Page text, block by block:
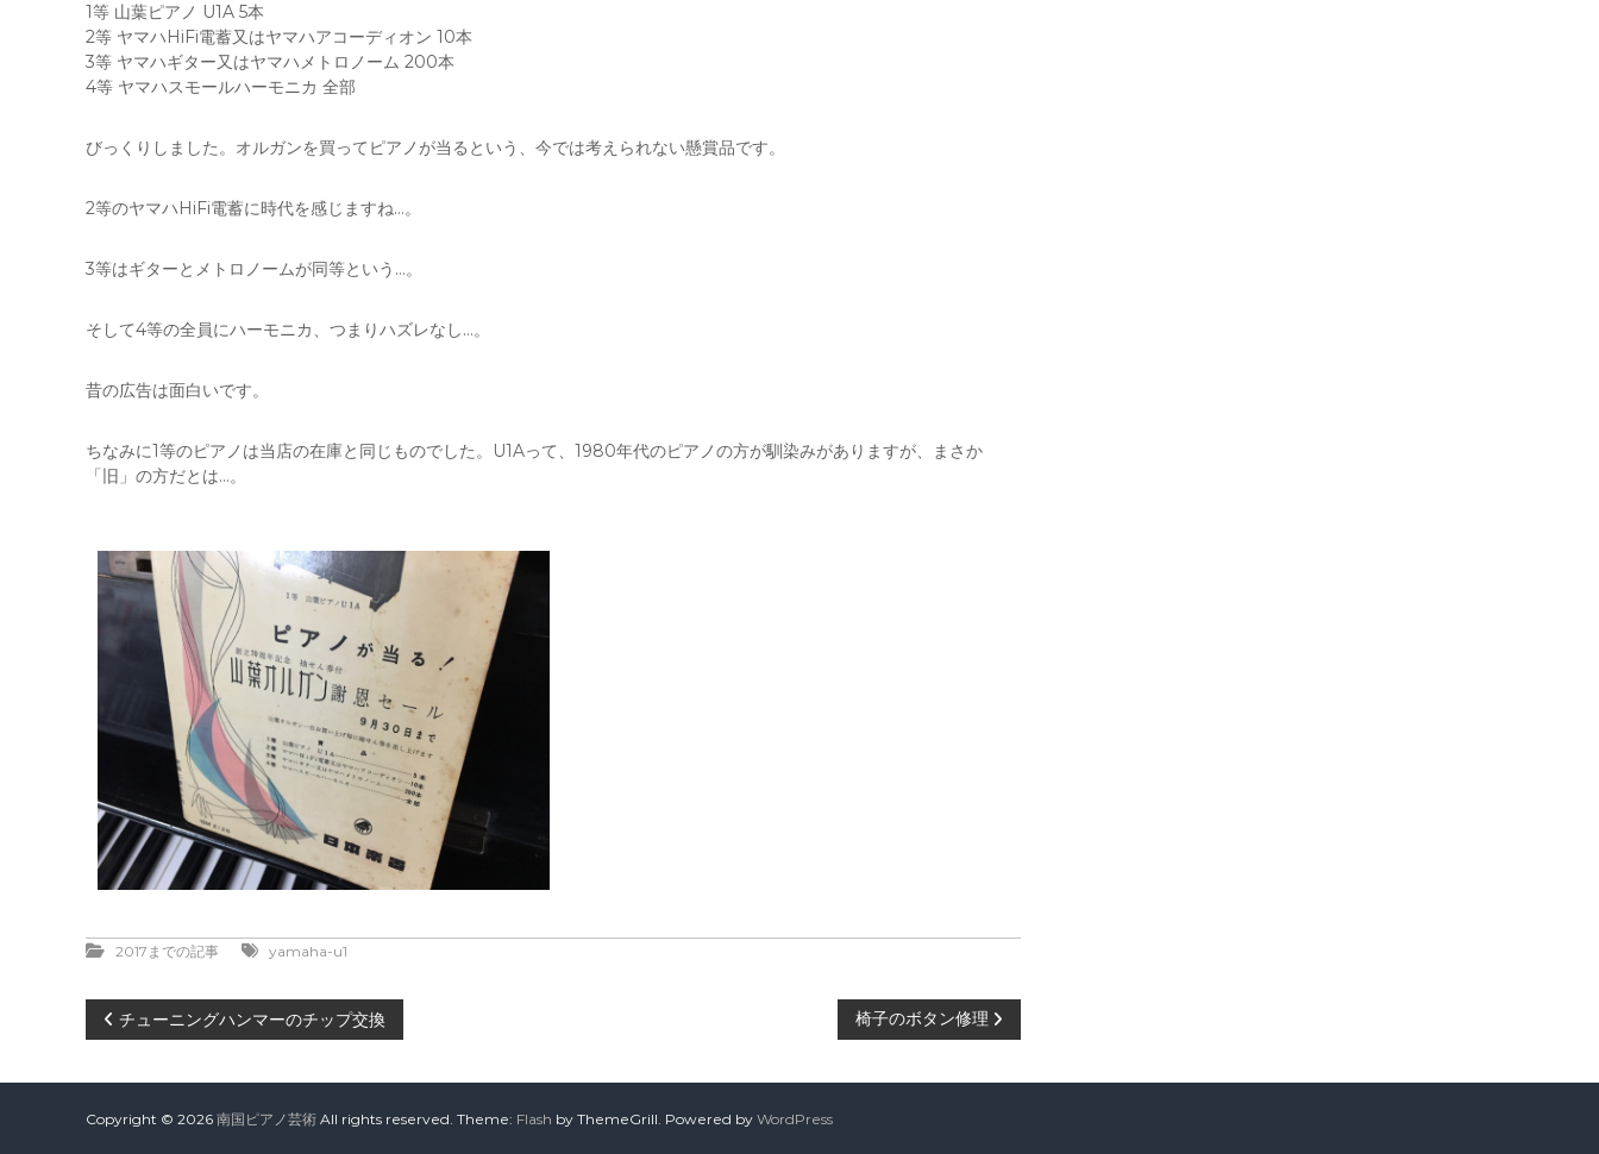
1等 山葉ピアノ U1A 5本
2等 ヤマハHiFi電蓄又はヤマハアコーディオン 10本
3等 ヤマハギター又はヤマハメトロノーム 200本
4等 ヤマハスモールハーモニカ 全部
びっくりしました。オルガンを買ってピアノが当るという、今では考えられない懸賞品です。
2等のヤマハHiFi電蓄に時代を感じますね…。
3等はギターとメトロノームが同等という…。
そして4等の全員にハーモニカ、つまりハズレなし…。
昔の広告は面白いです。
ちなみに1等のピアノは当店の在庫と同じものでした。U1Aって、1980年代のピアノの方が馴染みがありますが、まさか
「旧」の方だとは…。
2017までの記事 yamaha-u1
投
稿
ナ
チューニングハンマーのチップ交換 椅子のボタン修理
Copyright © 2026 南国ピアノ芸術 All rights reserved. Theme: Flash by ThemeGrill. Powered by WordPress